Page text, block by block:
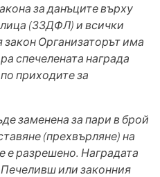
за данъците върху
(ЗЗДФЛ) и всички
Организаторът има
спечелената награда
приходите за
заменена за пари в брой
(прехвърляне) на
е разрешено. Наградата
или законния